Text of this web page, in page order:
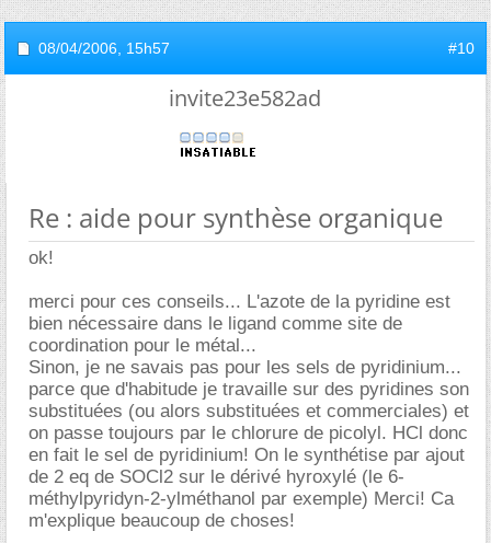
08/04/2006, 15h57 #10
invite23e582ad
Re : aide pour synthèse organique
ok!
merci pour ces conseils... L'azote de la pyridine est
bien nécessaire dans le ligand comme site de
coordination pour le métal...
Sinon, je ne savais pas pour les sels de pyridinium...
parce que d'habitude je travaille sur des pyridines son
substituées (ou alors substituées et commerciales) et
on passe toujours par le chlorure de picolyl. HCl donc
en fait le sel de pyridinium! On le synthétise par ajout
de 2 eq de SOCl2 sur le dérivé hyroxylé (le 6-
méthylpyridyn-2-ylméthanol par exemple) Merci! Ca
m'explique beaucoup de choses!